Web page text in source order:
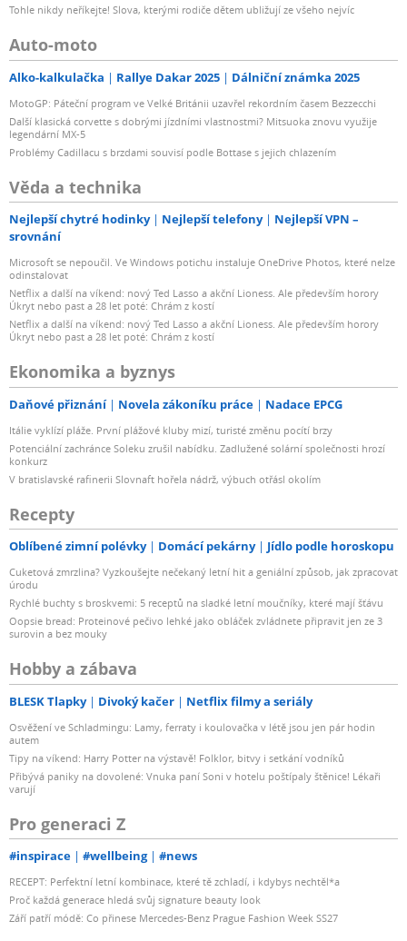
Tohle nikdy neříkejte! Slova, kterými rodiče dětem ubližují ze všeho nejvíc
Auto-moto
Alko-kalkulačka Rallye Dakar 2025 Dálniční známka 2025
MotoGP: Páteční program ve Velké Británii uzavřel rekordním časem Bezzecchi
Další klasická corvette s dobrými jízdními vlastnostmi? Mitsuoka znovu využije
legendární MX-5
Problémy Cadillacu s brzdami souvisí podle Bottase s jejich chlazením
Věda a technika
Nejlepší chytré hodinky Nejlepší telefony
Nejlepší VPN –
srovnání
Microsoft se nepoučil. Ve Windows potichu instaluje OneDrive Photos, které nelze
odinstalovat
Netflix a další na víkend: nový Ted Lasso a akční Lioness. Ale především horory
Úkryt nebo past a 28 let poté: Chrám z kostí
Netflix a další na víkend: nový Ted Lasso a akční Lioness. Ale především horory
Úkryt nebo past a 28 let poté: Chrám z kostí
Ekonomika a byznys
Daňové přiznání Novela zákoníku práce Nadace EPCG
Itálie vyklízí pláže. První plážové kluby mizí, turisté změnu pocítí brzy
Potenciální zachránce Soleku zrušil nabídku. Zadlužené solární společnosti hrozí
konkurz
V bratislavské rafinerii Slovnaft hořela nádrž, výbuch otřásl okolím
Recepty
Oblíbené zimní polévky Domácí pekárny Jídlo podle horoskopu
Cuketová zmrzlina? Vyzkoušejte nečekaný letní hit a geniální způsob, jak zpracovat
úrodu
Rychlé buchty s broskvemi: 5 receptů na sladké letní moučníky, které mají šťávu
Oopsie bread: Proteinové pečivo lehké jako obláček zvládnete připravit jen ze 3
surovin a bez mouky
Hobby a zábava
BLESK Tlapky Divoký kačer Netflix filmy a seriály
Osvěžení ve Schladmingu: Lamy, ferraty i koulovačka v létě jsou jen pár hodin
autem
Tipy na víkend: Harry Potter na výstavě! Folklor, bitvy i setkání vodníků
Přibývá paniky na dovolené: Vnuka paní Soni v hotelu poštípaly štěnice! Lékaři
varují
Pro generaci Z
#inspirace #wellbeing #news
RECEPT: Perfektní letní kombinace, které tě zchladí, i kdybys nechtěl*a
Proč každá generace hledá svůj signature beauty look
Září patří módě: Co přinese Mercedes-Benz Prague Fashion Week SS27